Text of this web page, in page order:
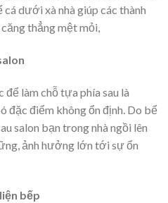
dưới xà nhà giúp các thành
thẳng mệt mỏi,
làm chỗ tựa phía sau là
đặc điểm không ổn định. Do bể
salon bạn trong nhà ngồi lên
ảnh hưởng lớn tới sự ổn
bếp